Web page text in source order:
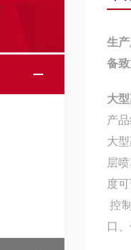
生
备
大
产
大
层
度
控
口